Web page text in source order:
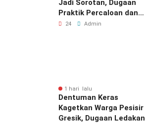
Jadi Sorotan, Dugaan
Praktik Percaloan dan
Pungli Mencuat
24 Admin
1 hari lalu
Dentuman Keras
Kagetkan Warga Pesisir
Gresik, Dugaan Ledakan